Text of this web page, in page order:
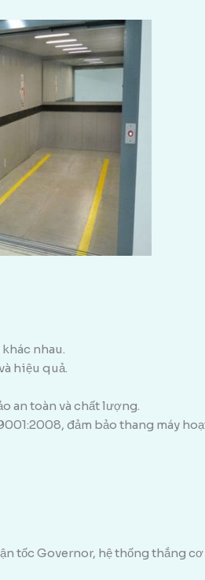
nhau.
hiệu quả.
an toàn và chất lượng.
đảm bảo thang máy
tốc Governor, hệ thống thắng